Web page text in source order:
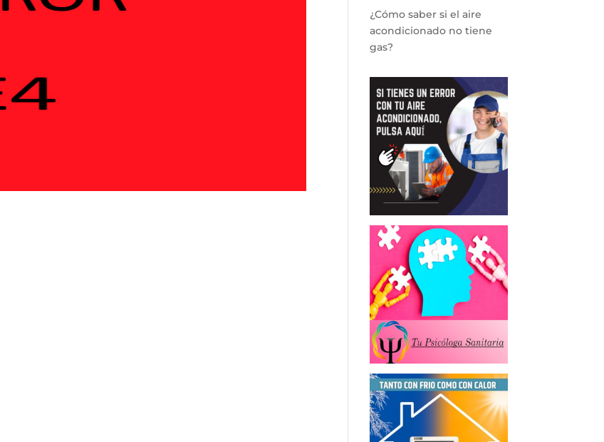
¿Cómo saber si el aire
acondicionado no tiene
gas?